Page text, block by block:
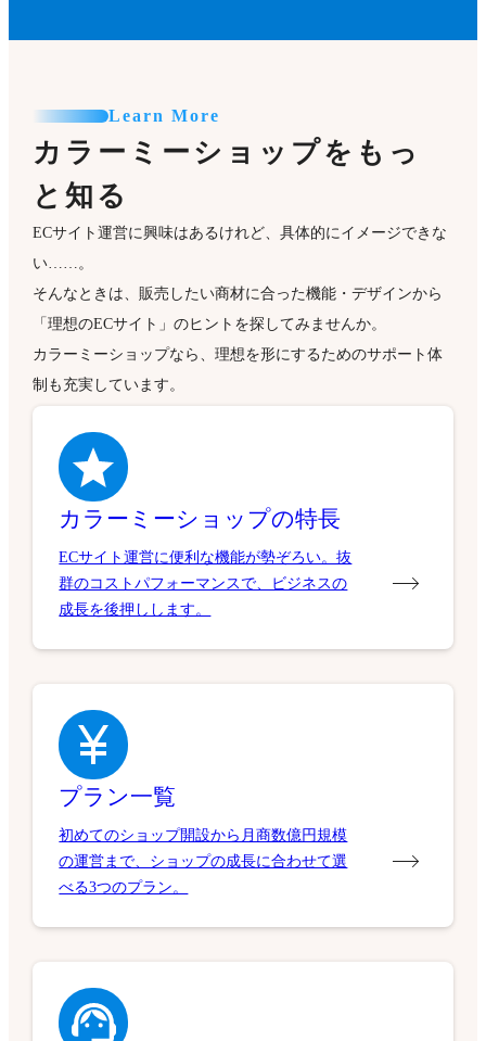
Learn More
カラーミーショップをもっ
と知る
ECサイト運営に興味はあるけれど、具体的にイメージできな
い……。
そんなときは、販売したい商材に合った機能・デザインから
「理想のECサイト」のヒントを探してみませんか。
カラーミーショップなら、理想を形にするためのサポート体
制も充実しています。
カラーミーショップの特長
ECサイト運営に便利な機能が勢ぞろい。抜
群のコストパフォーマンスで、ビジネスの
成長を後押しします。
プラン一覧
初めてのショップ開設から月商数億円規模
の運営まで、ショップの成長に合わせて選
べる3つのプラン。